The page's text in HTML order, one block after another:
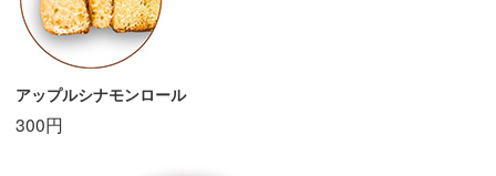
アップルシナモンロール
300円